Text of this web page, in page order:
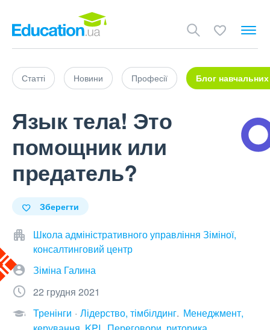
Статті Новини Професії Блог навчальних
Язык тела! Это
помощник или
предатель?
Зберегти
Школа адміністративного управління Зіміної,
консалтинговий центр
Зіміна Галина
22 грудня 2021
Тренінги
Лідерство, тімбілдинг Менеджмент,